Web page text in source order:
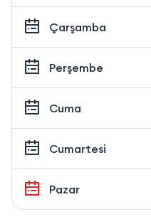
Çarşamba
Perşembe
Cuma
Cumartesi
Pazar